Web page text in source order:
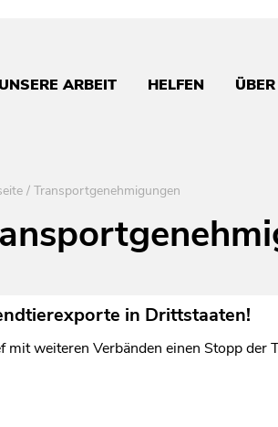
UNSERE ARBEIT HELFEN
/ Transportgenehmigungen
in Drittstaaten!
weiteren Verbänden einen Stopp